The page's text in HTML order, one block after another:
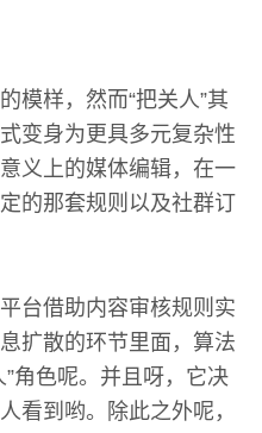
模样，然而“把关人”其
变身为更具多元复杂性
义上的媒体编辑，在一
的那套规则以及社群订
台借助内容审核规则实
扩散的环节里面，算法
角色呢。并且呀，它决
看到哟。除此之外呢，